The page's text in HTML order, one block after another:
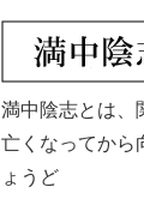
満中陰志とは、
亡くなってから
ょうど